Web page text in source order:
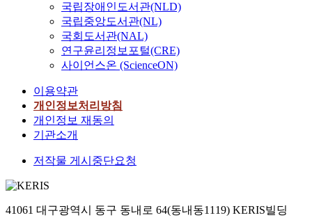
국립장애인도서관(NLD)
국립중앙도서관(NL)
국회도서관(NAL)
연구윤리정보포털(CRE)
사이언스온 (ScienceON)
이용약관
개인정보처리방침
개인정보 재동의
기관소개
저작물 게시중단요청
41061 대구광역시 동구 동내로 64(동내동1119) KERIS빌딩